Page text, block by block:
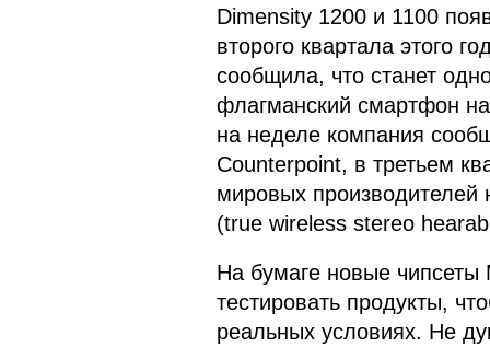
Dimensity 1200 и 1100
второго квартала этого
сообщила, что станет
флагманский смартфон
на неделе компания
Counterpoint, в третьем
мировых производителей
(true wireless stereo
На бумаге новые чипсеты
тестировать продукты,
реальных условиях. Не